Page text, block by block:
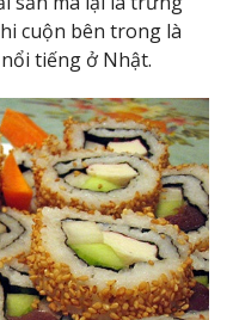
cuộn bên trong là
tiếng ở Nhật.